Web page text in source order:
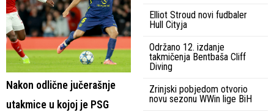
Nakon odlične jučerašnje
utakmice u kojoj je PSG
Elliot Stroud novi fudbaler
Hull Cityja
Održano 12. izdanje
takmičenja Bentbaša Cliff
Diving
Zrinjski pobjedom otvorio
novu sezonu WWin lige BiH